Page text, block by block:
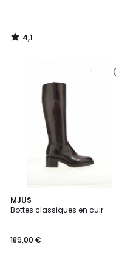
4,1
/
MJUS
Bottes classiques en cuir
189,00 €
3,3
/ 5